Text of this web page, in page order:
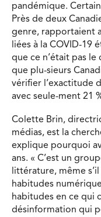
pandémique.
Près de deux
genre, rapportaient
liées à la COVID-19
que ce n’était pas le
que plu-sieurs
vérifier l’exactitude
avec seule-ment 21
Colette Brin,
médias, est la
explique pourquoi
ans. « C’est un
littérature, même
habitudes
habitudes en ce qui
désinformation qui